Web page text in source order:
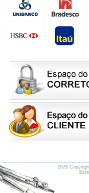
2026